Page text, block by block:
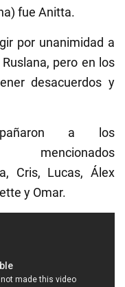
fue Anitta.
por unanimidad a
pero en los
desacuerdos y
a los
Cris, Lucas, Álex
y Omar.